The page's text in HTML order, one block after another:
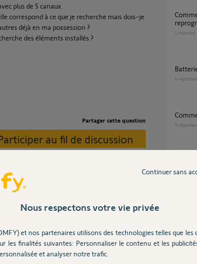
plus de 5 canaux.
correspond à ce que je recherche mais dois-je
déjà en ma possession ?
des éléments installés ?
Partager cette question
au fil de discussion
de votre installation, mais
en état de
Comment réparer Nina Timer et
1 réponse
4 réponses
5 réponses
,et
inis rt
Nous respectons votre vie privée
et nos partenaires utilisons des technologies telles que les
les finalités suivantes: Personnaliser le contenu et les
et analyser notre trafic.
Continuer sans